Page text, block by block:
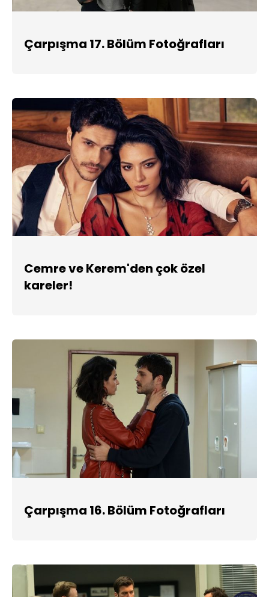
Çarpışma 17. Bölüm Fotoğrafları
Cemre ve Kerem'den çok özel
kareler!
Çarpışma 16. Bölüm Fotoğrafları